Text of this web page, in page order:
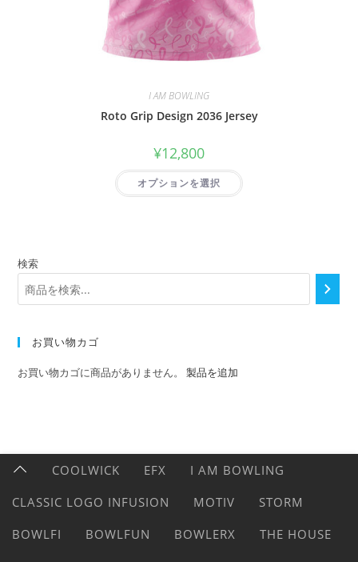
I AM BOWLING
Roto Grip Design 2036 Jersey
¥12,800
オプションを選択
検索
お買い物カゴ
お買い物カゴに商品がありません。製品を追加
COOLWICK EFX
I AM BOWLING
CLASSIC LOGO INFUSION
MOTIV
STORM
BOWLFI
BOWLFUN BOWLERX
THE HOUSE